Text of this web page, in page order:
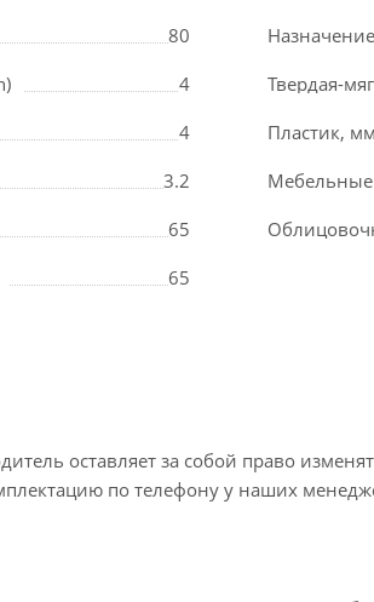
80
Назначение
4 Твердая-
4 Пластик, мм
3.2
65
65
оставляет за собой право
по телефону у наших